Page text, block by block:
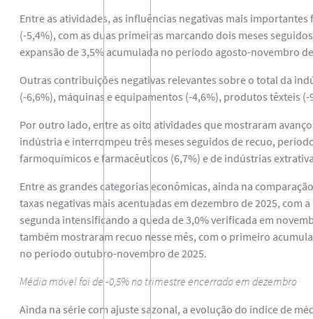
Entre as atividades, as influências negativas mais
(-5,4%), com as duas primeiras marcando dois meses
expansão de 3,5% acumulada no período agosto-novembro
Outras contribuições negativas relevantes sobre o total da
(-6,6%), máquinas e equipamentos (-4,6%), produtos têxteis
Por outro lado, entre as oito atividades que mostraram
indústria e interrompeu três meses seguidos de recuo,
farmoquímicos e farmacêuticos (6,7%) e de indústrias
Entre as grandes categorias econômicas, ainda na
taxas negativas mais acentuadas em dezembro de 2025,
segunda intensificando a queda de 3,0% verificada em
também mostraram recuo nesse mês, com o primeiro
no período outubro-novembro de 2025.
Média móvel foi de -0,5% no trimestre encerrado em dezembro
Ainda na série com ajuste sazonal, a evolução do índice de